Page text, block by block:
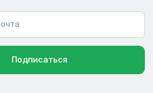
Подписаться